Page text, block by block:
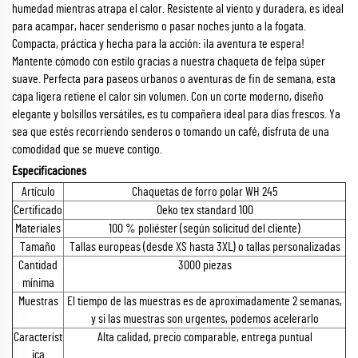
humedad mientras atrapa el calor. Resistente al viento y duradera, es ideal
para acampar, hacer senderismo o pasar noches junto a la fogata.
Compacta, práctica y hecha para la acción: ¡la aventura te espera!
Mantente cómodo con estilo gracias a nuestra chaqueta de felpa súper
suave. Perfecta para paseos urbanos o aventuras de fin de semana, esta
capa ligera retiene el calor sin volumen. Con un corte moderno, diseño
elegante y bolsillos versátiles, es tu compañera ideal para días frescos. Ya
sea que estés recorriendo senderos o tomando un café, disfruta de una
comodidad que se mueve contigo.
Especificaciones
Artículo
Chaquetas de forro polar WH 245
Certificado
Oeko tex standard 100
Materiales
100 % poliéster (según solicitud del cliente)
Tamaño
Tallas europeas (desde XS hasta 3XL) o tallas personalizadas
Cantidad
mínima
3000 piezas
Muestras
El tiempo de las muestras es de aproximadamente 2 semanas,
y si las muestras son urgentes, podemos acelerarlo
Característ
ica
Alta calidad, precio comparable, entrega puntual